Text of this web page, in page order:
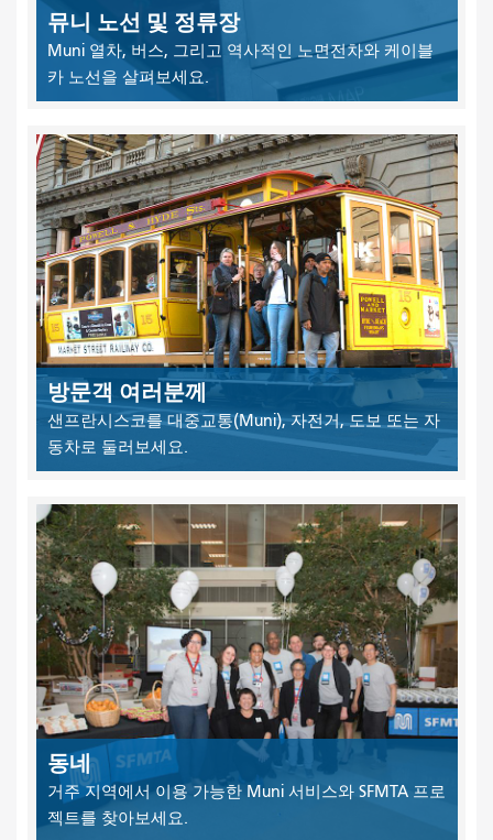
뮤니 노선 및 정류장
Muni 열차, 버스, 그리고 역사적인 노면전차와 케이블
카 노선을 살펴보세요.
방문객 여러분께
샌프란시스코를 대중교통(Muni), 자전거, 도보 또는 자
동차로 둘러보세요.
동네
거주 지역에서 이용 가능한 Muni 서비스와 SFMTA 프로
젝트를 찾아보세요.